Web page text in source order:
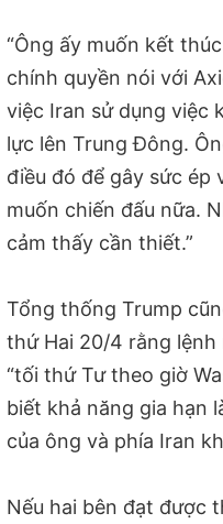
“Ông ấy muốn kết
chính quyền nói với
việc Iran sử dụng việc
lực lên Trung Đông.
điều đó để gây sức ép
muốn chiến đấu nữa.
cảm thấy cần thiết.”
Tổng thống Trump
thứ Hai 20/4 rằng
“tối thứ Tư theo giờ
biết khả năng gia hạn
của ông và phía Iran
Nếu hai bên đạt được